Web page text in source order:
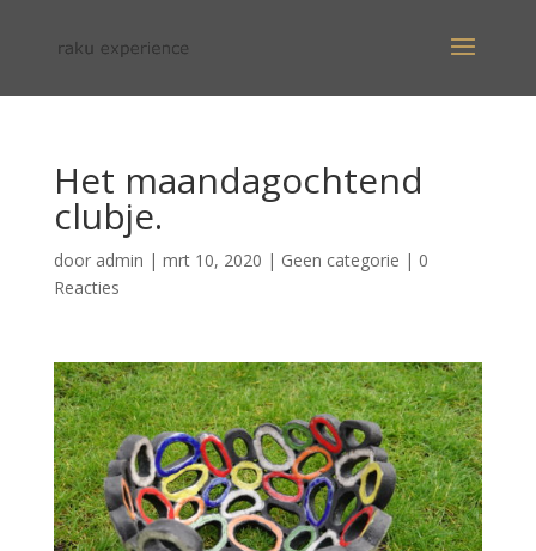
Het maandagochtend
clubje.
door admin | mrt 10, 2020 | Geen categorie | 0
Reacties